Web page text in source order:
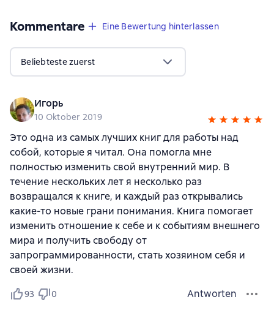
Kommentare 124 Bewertungen
Eine Bewertung hinterlassen
Beliebteste zuerst
Игорь
10 Oktober 2019
Это одна из самых лучших книг для работы над
собой, которые я читал. Она помогла мне
полностью изменить свой внутренний мир. В
течение нескольких лет я несколько раз
возвращался к книге, и каждый раз открывались
какие-то новые грани понимания. Книга помогает
изменить отношение к себе и к событиям внешнего
мира и получить свободу от
запрограммированности, стать хозяином себя и
своей жизни.
93 0 Antworten